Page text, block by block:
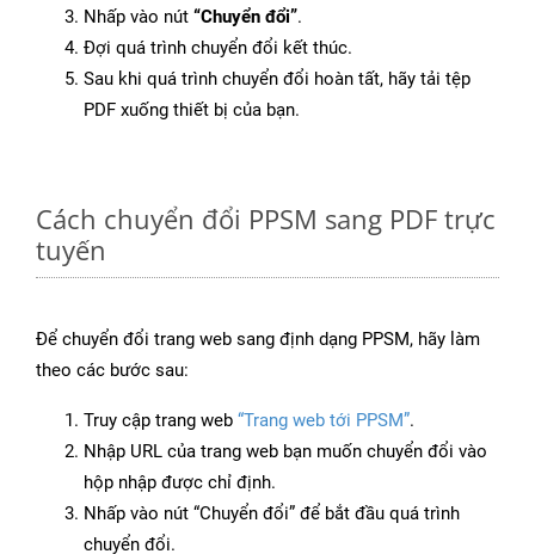
Nhấp vào nút “Chuyển đổi”.
Đợi quá trình chuyển đổi kết thúc.
Sau khi quá trình chuyển đổi hoàn tất, hãy tải tệp
PDF xuống thiết bị của bạn.
Cách chuyển đổi PPSM sang PDF trực
tuyến
Để chuyển đổi trang web sang định dạng PPSM, hãy làm
theo các bước sau:
Truy cập trang web “Trang web tới PPSM”.
Nhập URL của trang web bạn muốn chuyển đổi vào
hộp nhập được chỉ định.
Nhấp vào nút “Chuyển đổi” để bắt đầu quá trình
chuyển đổi.